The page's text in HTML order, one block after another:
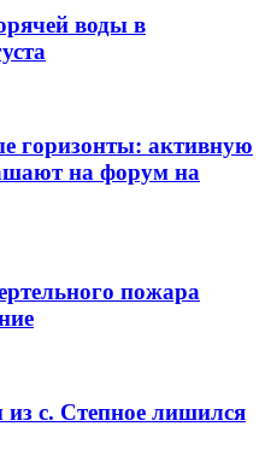
воды в
горизонты: активную
на форум на
пожара
с. Степное лишился